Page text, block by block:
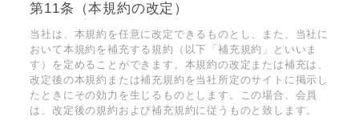
第11条（本規約の改定）
当社は、本規約を任意に改定できるものとし、また、当社に
おいて本規約を補充する規約（以下「補充規約」といいま
す）を定めることができます。本規約の改定または補充は、
改定後の本規約または補充規約を当社所定のサイトに掲示し
たときにその効力を生じるものとします。この場合、会員
は、改定後の規約および補充規約に従うものと致します。